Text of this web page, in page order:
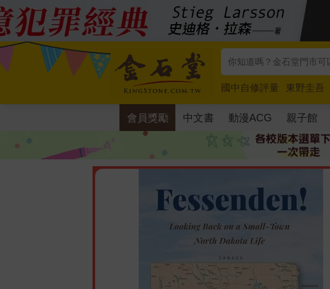
國中自修評量 東野圭吾
唯紅花綻放
奧德賽 路
會員獎勵 中文書 動漫ACG 親子館